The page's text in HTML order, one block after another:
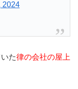
2024
た律の会社の屋上